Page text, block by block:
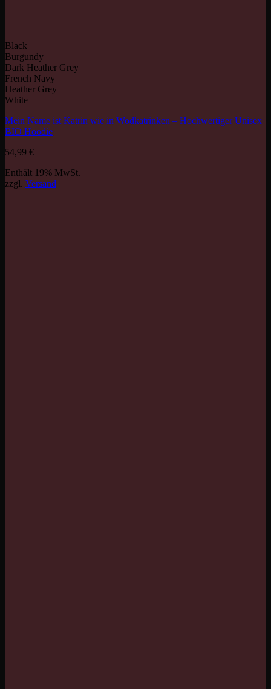
Black
Burgundy
Dark Heather Grey
French Navy
Heather Grey
White
Mein Name ist Katrin wie in Wodkatrinken – Hochwertiger Unisex
BIO Hoodie
54,99 €
Enthält 19% MwSt.
zzgl. Versand